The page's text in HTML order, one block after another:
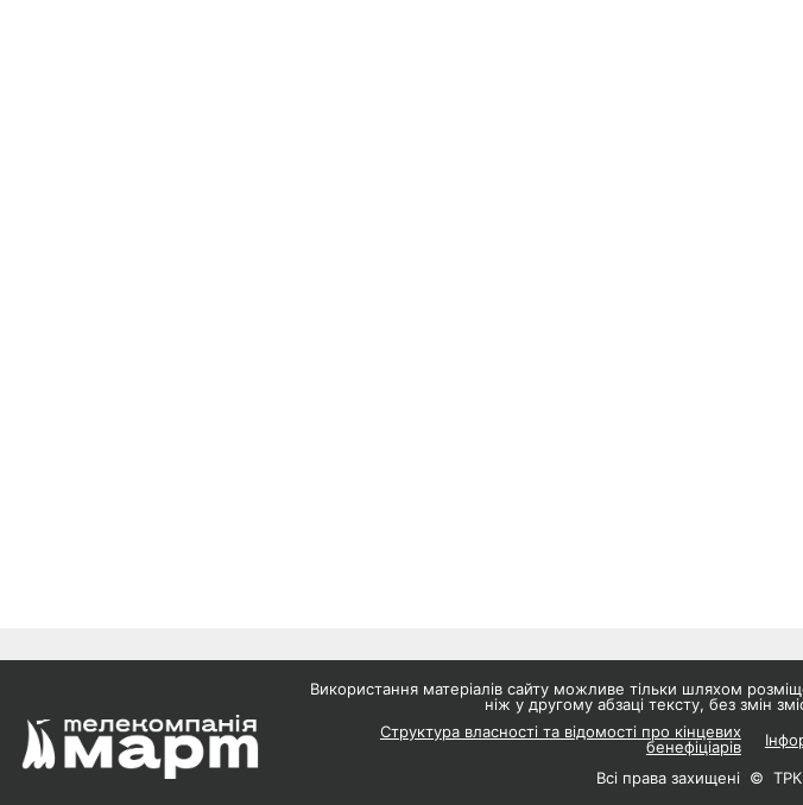
Використання матеріалів сайту можливе тільки шляхом
ніж у другому абзаці тексту, без змін
Структура власності та відомості про кінцевих
бенефіціарів
Всі права захищені ©